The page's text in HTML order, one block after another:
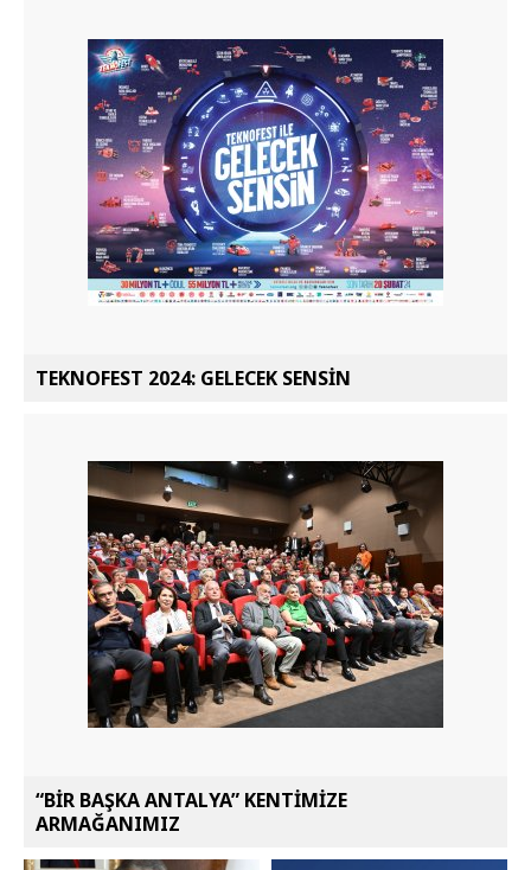
TEKNOFEST 2024: GELECEK SENSİN
“BİR BAŞKA ANTALYA” KENTİMİZE
ARMAĞANIMIZ